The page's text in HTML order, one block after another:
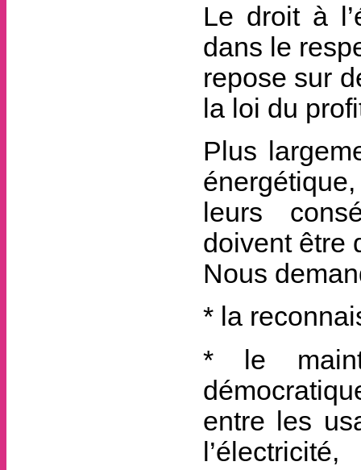
Le droit à
dans le
repose sur
la loi du
Plus
leurs
doivent être
Nous
* la
* le
entre les
l’électricité,